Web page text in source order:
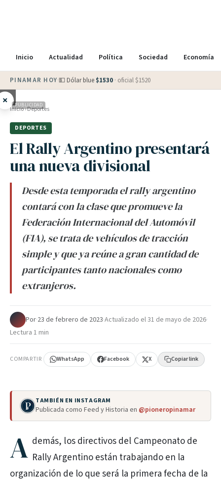
Inicio Actualidad Política Sociedad Economía
PINAMAR HOY·💵 Dólar blue $1530 · oficial $1520
× PUBLICIDAD
Inicio›Deportes
DEPORTES
El Rally Argentino presentará
una nueva divisional
Desde esta temporada el rally argentino
contará con la clase que promueve la
Federación Internacional del Automóvil
(FIA), se trata de vehículos de tracción
simple y que ya reúne a gran cantidad de
participantes tanto nacionales como
extranjeros.
Por·23 de febrero de 2023·Actualizado el31 de mayo de 2026·
Lectura 1 min
COMPARTIR WhatsApp Facebook X Copiar link
TAMBIÉN EN INSTAGRAM
Publicada como Feed y Historia en @pioneropinamar
A demás, los directivos del Campeonato de
Rally Argentino están trabajando en la
organización de lo que será la primera fecha de la